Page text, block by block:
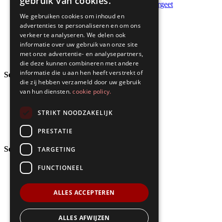
Safety Days die je team niet meer vergeet
nl
fr
en
de
VR trainings
Safety themes
Contact
Become a partner
Downloads
Sectors
Logistics
Infrastructure
Construction
Production
Services
Onsite
Subscriptions
Cookie policy
Privacy Policy
We gebruiken cookies om inhoud en
advertenties te personaliseren en om ons
verkeer te analyseren. We delen ook
informatie over uw gebruik van onze site
met onze advertentie- en analysepartners,
die deze kunnen combineren met andere
informatie die u aan hen heeft verstrekt of
die zij hebben verzameld door uw gebruik
van hun diensten.cookie policy.
STRIKT NOODZAKELIJK
PRESTATIE
TARGETING
FUNCTIONEEL
ALLES ACCEPTEREN
ALLES AFWIJZEN